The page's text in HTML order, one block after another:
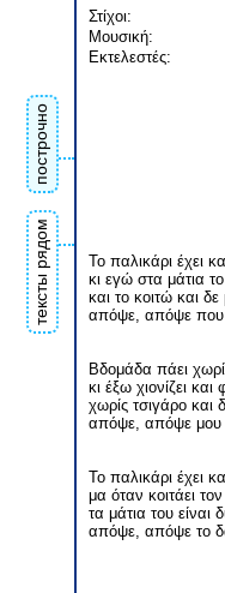
построчно
тексты рядом
Στίχοι:
Μουσική:
Εκτελεστές:
Το παλικάρι έχει
κι εγώ στα μάτια
και το κοιτώ και δε
απόψε, απόψε που
Βδομάδα πάει
κι έξω χιονίζει και
χωρίς τσιγάρο και
απόψε, απόψε μου
Το παλικάρι έχει
μα όταν κοιτάει
τα μάτια του είναι
απόψε, απόψε το